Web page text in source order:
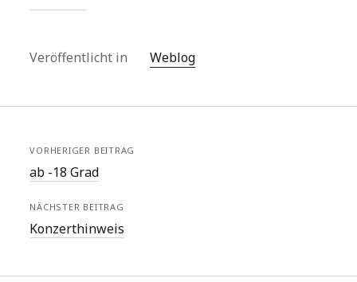
Veröffentlicht in Weblog
VORHERIGER BEITRAG
ab -18 Grad
NÄCHSTER BEITRAG
Konzerthinweis